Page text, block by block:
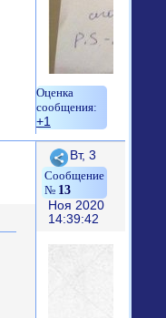
+1
Поделиться
13
Вт, 3
Ноя 2020
14:39:42